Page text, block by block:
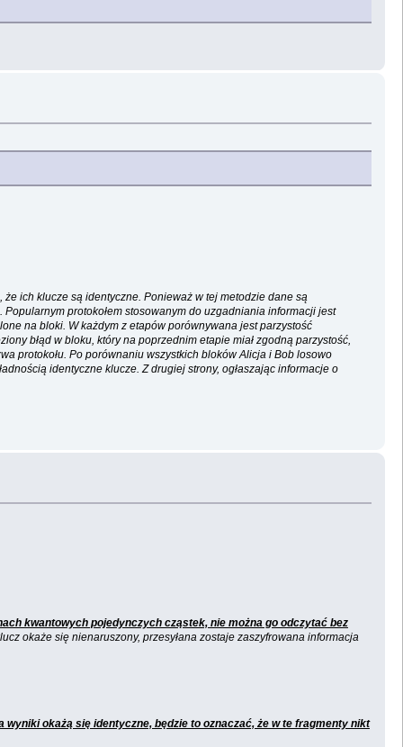
ich klucze są identyczne. Ponieważ w tej metodzie dane są
protokołem stosowanym do uzgadniania informacji jest
na bloki. W każdym z etapów porównywana jest parzystość
błąd w bloku, który na poprzednim etapie miał zgodną parzystość,
protokołu. Po porównaniu wszystkich bloków Alicja i Bob losowo
identyczne klucze. Z drugiej strony, ogłaszając informacje o
kwantowych pojedynczych cząstek, nie można go odczytać bez
okaże się nienaruszony, przesyłana zostaje zaszyfrowana informacja
okażą się identyczne, będzie to oznaczać, że w te fragmenty nikt